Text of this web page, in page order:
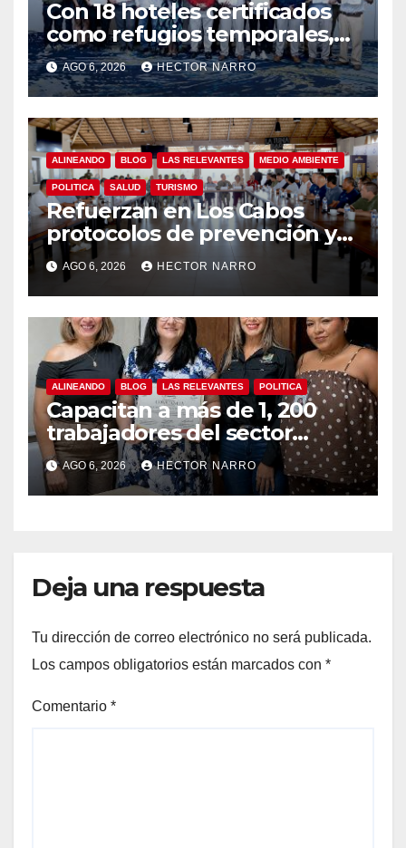
Con 18 hoteles certificados
como refugios temporales,
Gobierno de Los Cabos
refuerza la prevención y
garantiza un destino seguro
AGO 6, 2026 HECTOR NARRO
ALINEANDO BLOG LAS RELEVANTES MEDIO AMBIENTE
POLITICA SALUD TURISMO
Refuerzan en Los Cabos
protocolos de prevención y
rescate en playas ante oleaje
y temporada de ciclones
AGO 6, 2026 HECTOR NARRO
ALINEANDO BLOG LAS RELEVANTES POLITICA
Capacitan a más de 1, 200
trabajadores del sector
hotelero en derechos
humanos y respeto laboral
en Los Cabos
AGO 6, 2026 HECTOR NARRO
Deja una respuesta
Tu dirección de correo electrónico no será publicada.
Los campos obligatorios están marcados con *
Comentario *